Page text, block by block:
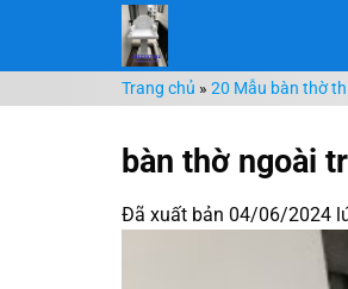
nội
dung
Trang chủ » 20 Mẫu bàn thờ
bàn thờ ngoài
Đã xuất bản 04/06/2024